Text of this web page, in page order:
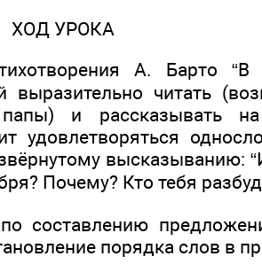
ХОД УРОКА
А. Барто “В
выразительно читать
и рассказывать на
удовлетворяться
высказыванию:
Почему? Кто тебя
составлению
порядка слов в